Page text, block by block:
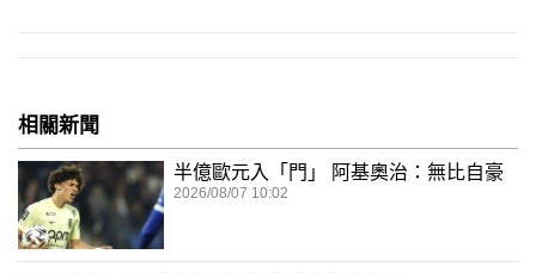
相關新聞
半億歐元入「門」 阿基奧治：無比自豪
2026/08/07 10:02